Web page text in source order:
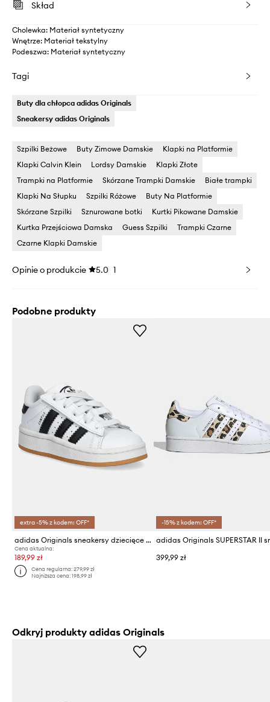
Skład
Cholewka: Materiał syntetyczny
Wnętrze: Materiał tekstylny
Podeszwa: Materiał syntetyczny
Tagi
Buty dla chłopca adidas Originals
Sneakersy adidas Originals
Szpilki Beżowe Buty Zimowe Damskie
Klapki na Platformie
Klapki Calvin Klein
Lordsy Damskie
Klapki Złote
Trampki na Platformie
Skórzane Trampki Damskie
Białe trampki
Klapki Na Słupku
Szpilki Różowe
Buty Na Platformie
Skórzane Szpilki
Sznurowane botki
Kurtki Pikowane Damskie
Kurtka Przejściowa Damska
Guess Szpilki
Trampki Czarne
Czarne Klapki Damskie
Opinie o produkcie 5.0 1
Podobne produkty
extra -5% z kodem: OFF*
adidas Originals sneakersy dziecięce CAMPUS 00s
Cena aktualna:
189,99 zł
Cena regularna:279,99 zł
Najniższa cena:198,99 zł
-15% z kodem: OFF*
399,99 zł
Odkryj produkty adidas Originals